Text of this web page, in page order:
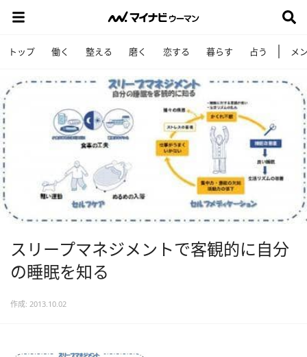
トップ 働く 整える 磨く 恋する 暮らす 占う メ
スリープマネジメントで客観的に自分
の睡眠を知る
作成: 2013.10.02